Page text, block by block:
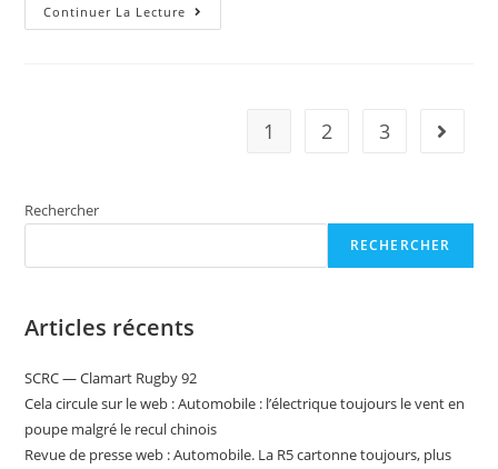
Continuer La Lecture A
La
Coûts
Bénéfice
Trimestriel
1 2 3 Aller à
Rechercher
RECHERCHER
Articles récents
SCRC — Clamart Rugby 92
Cela circule sur le web : Automobile : l’électrique toujours le vent en
poupe malgré le recul chinois
Revue de presse web : Automobile. La R5 cartonne toujours, plus